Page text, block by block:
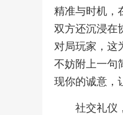
精准与时机，
双方还沉浸在
对局玩家，这
不妨附上一句
现你的诚意，
社交礼仪